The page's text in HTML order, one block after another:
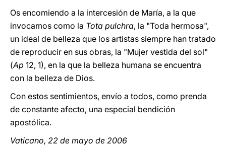
Os encomiendo a la intercesión de María, a la que
invocamos como la Tota pulchra, la "Toda hermosa",
un ideal de belleza que los artistas siempre han tratado
de reproducir en sus obras, la "Mujer vestida del sol"
(Ap 12, 1), en la que la belleza humana se encuentra
con la belleza de Dios.
Con estos sentimientos, envío a todos, como prenda
de constante afecto, una especial bendición
apostólica.
Vaticano, 22 de mayo de 2006